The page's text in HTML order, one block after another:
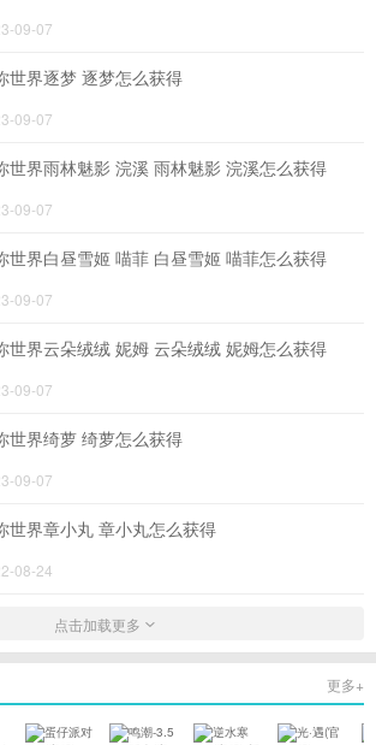
09-07
世界逐梦 逐梦怎么获得
09-07
世界雨林魅影 浣溪 雨林魅影 浣溪怎么获得
09-07
世界白昼雪姬 喵菲 白昼雪姬 喵菲怎么获得
09-07
世界云朵绒绒 妮姆 云朵绒绒 妮姆怎么获得
09-07
世界绮萝 绮萝怎么获得
09-07
世界章小丸 章小丸怎么获得
08-24
点击加载更多
更多+